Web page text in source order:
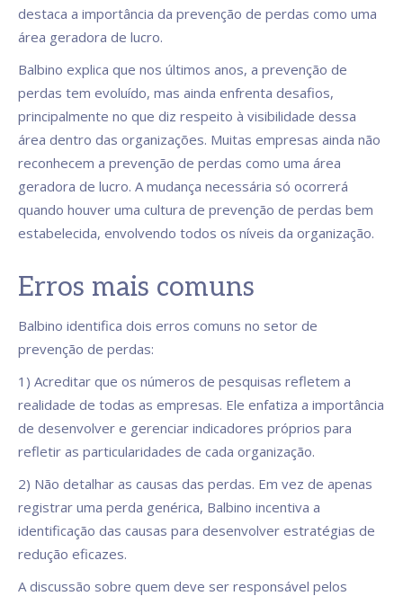
destaca a importância da prevenção de perdas como uma
área geradora de lucro.
Balbino explica que nos últimos anos, a prevenção de
perdas tem evoluído, mas ainda enfrenta desafios,
principalmente no que diz respeito à visibilidade dessa
área dentro das organizações. Muitas empresas ainda não
reconhecem a prevenção de perdas como uma área
geradora de lucro. A mudança necessária só ocorrerá
quando houver uma cultura de prevenção de perdas bem
estabelecida, envolvendo todos os níveis da organização.
Erros mais comuns
Balbino identifica dois erros comuns no setor de
prevenção de perdas:
1) Acreditar que os números de pesquisas refletem a
realidade de todas as empresas. Ele enfatiza a importância
de desenvolver e gerenciar indicadores próprios para
refletir as particularidades de cada organização.
2) Não detalhar as causas das perdas. Em vez de apenas
registrar uma perda genérica, Balbino incentiva a
identificação das causas para desenvolver estratégias de
redução eficazes.
A discussão sobre quem deve ser responsável pelos